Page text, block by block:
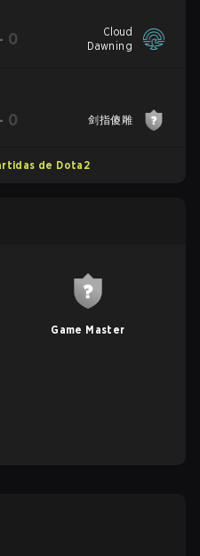
0
Cloud
Dawning
0 剑指傻雕
de Dota2
Game Master